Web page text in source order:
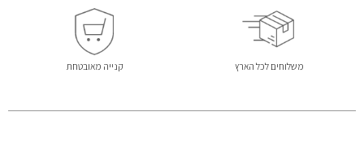
משלוחים לכל הארץ קנייה מאובטחת